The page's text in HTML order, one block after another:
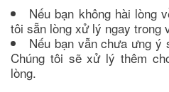
Nếu bạn không hài lòng
tôi sẵn lòng xử lý ngay trong
Nếu bạn vẫn chưa ưng
Chúng tôi sẽ xử lý thêm
lòng.